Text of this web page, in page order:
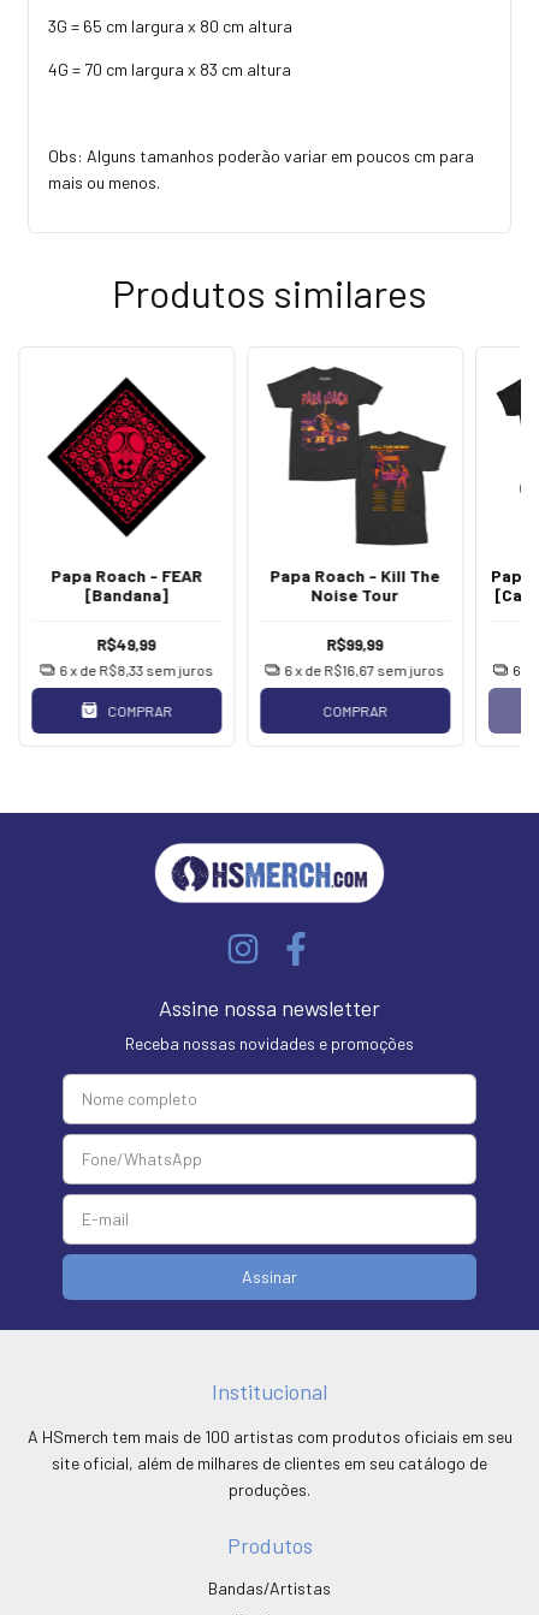
3G = 65 cm largura x 80 cm altura
4G = 70 cm largura x 83 cm altura
Obs: Alguns tamanhos poderão variar em poucos cm para
mais ou menos.
Produtos similares
Papa Roach - FEAR
[Bandana]
R$49,99
6x de R$8,33 sem juros
COMPRAR
Papa Roach - Kill The
Noise Tour
R$99,99
6 x de R$16,67 sem juros
COMPRAR
Papa
6
Assine nossa newsletter
Receba nossas novidades e promoções
Institucional
A HSmerch tem mais de 100 artistas com produtos oficiais em seu
site oficial, além de milhares de clientes em seu catálogo de
produções.
Produtos
Bandas/Artistas